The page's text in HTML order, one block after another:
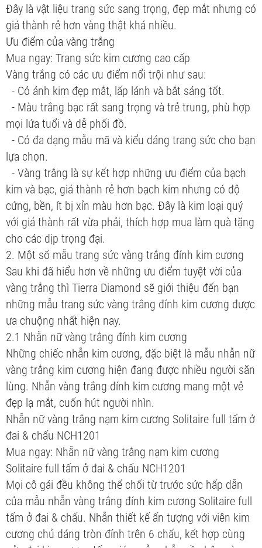
Đây là vật liệu trang sức sang trọng, đẹp mắt nhưng có
giá thành rẻ hơn vàng thật khá nhiều.
Ưu điểm của vàng trắng
Mua ngay: Trang sức kim cương cao cấp
Vàng trắng có các ưu điểm nổi trội như sau:
- Có ánh kim đẹp mắt, lấp lánh và bắt sáng tốt.
- Màu trắng bạc rất sang trọng và trẻ trung, phù hợp
mọi lứa tuổi và dễ phối đồ.
- Có đa dạng mẫu mã và kiểu dáng trang sức cho bạn
lựa chọn.
- Vàng trắng là sự kết hợp những ưu điểm của bạch
kim và bạc, giá thành rẻ hơn bạch kim nhưng có độ
cứng, bền, ít bị xỉn màu hơn bạc. Đây là kim loại quý
với giá thành rất vừa phải, thích hợp mua làm quà tặng
cho các dịp trọng đại.
2. Một số mẫu trang sức vàng trắng đính kim cương
Sau khi đã hiểu hơn về những ưu điểm tuyệt vời của
vàng trắng thì Tierra Diamond sẽ giới thiệu đến bạn
những mẫu trang sức vàng trắng đính kim cương được
ưa chuộng nhất hiện nay.
2.1 Nhẫn nữ vàng trắng đính kim cương
Những chiếc nhẫn kim cương, đặc biệt là mẫu nhẫn nữ
vàng trắng kim cương hiện đang được nhiều người săn
lùng. Nhẫn vàng trắng đính kim cương mang một vẻ
đẹp lạ mắt, cuốn hút người nhìn.
Nhẫn nữ vàng trắng nạm kim cương Solitaire full tấm ở
đai & chấu NCH1201
Mua ngay: Nhẫn nữ vàng trắng nạm kim cương
Solitaire full tấm ở đai & chấu NCH1201
Mọi cô gái đều không thể chối từ trước sức hấp dẫn
của mẫu nhẫn vàng trắng đính kim cương Solitaire full
tấm ở đai & chấu. Nhẫn thiết kế ấn tượng với viên kim
cương chủ dáng tròn đính trên 6 chấu, kết hợp cùng